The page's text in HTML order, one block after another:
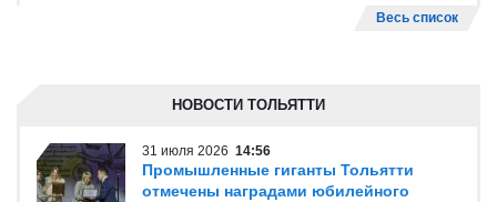
Весь список
НОВОСТИ ТОЛЬЯТТИ
31 июля 2026 14:56
Промышленные гиганты Тольятти
отмечены наградами юбилейного